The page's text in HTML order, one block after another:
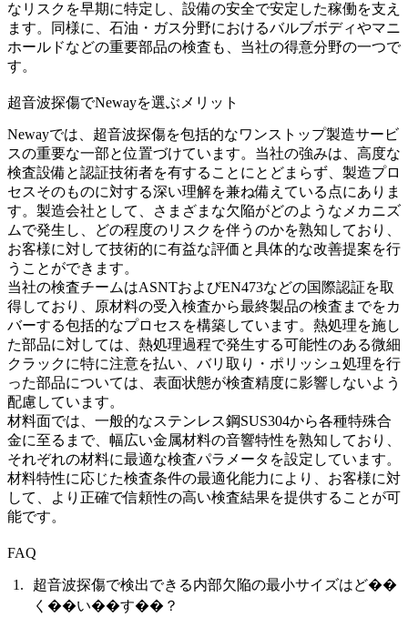
なリスクを早期に特定し、設備の安全で安定した稼働を支え
ます。同様に、 石油・ガス分野におけるバルブボディやマニ
ホールドなどの重要部品の検査も、当社の得意分野の一つで
す。
超音波探傷でNewayを選ぶメリット
Newayでは、超音波探傷を包括的なワンストップ製造サービ
スの重要な一部と位置づけています。当社の強みは、高度な
検査設備と認証技術者を有することにとどまらず、製造プロ
セスそのものに対する深い理解を兼ね備えている点にありま
す。製造会社として、さまざまな欠陥がどのようなメカニズ
ムで発生し、どの程度のリスクを伴うのかを熟知しており、
お客様に対して技術的に有益な評価と具体的な改善提案を行
うことができます。
当社の検査チームはASNTおよびEN473などの国際認証を取
得しており、原材料の受入検査から最終製品の検査までをカ
バーする包括的なプロセスを構築しています。 熱処理を施し
た部品に対しては、熱処理過程で発生する可能性のある微細
クラックに特に注意を払い、 バリ取り・ポリッシュ処理を行
った部品については、表面状態が検査精度に影響しないよう
配慮しています。
材料面では、一般的なステンレス鋼SUS304から各種特殊合
金に至るまで、幅広い金属材料の音響特性を熟知しており、
それぞれの材料に最適な検査パラメータを設定しています。
材料特性に応じた検査条件の最適化能力により、お客様に対
して、より正確で信頼性の高い検査結果を提供することが可
能です。
FAQ
超音波探傷で検出できる内部欠陥の最小サイズはど��
く��い��す��？